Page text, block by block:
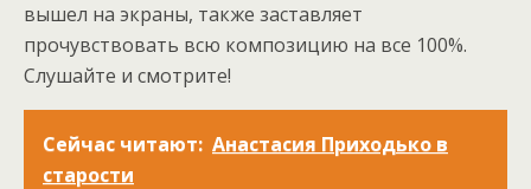
вышел на экраны, также заставляет
прочувствовать всю композицию на все 100%.
Слушайте и смотрите!
Cейчас читают: Анастасия Приходько в
старости